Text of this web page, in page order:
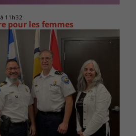
11h32
pour les femmes